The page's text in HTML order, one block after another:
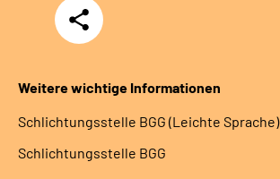
Teilen
Weitere wichtige Informationen
Schlich­tungs­stel­le BGG (Leichte Sprache)
Schlich­tungs­stel­le BGG